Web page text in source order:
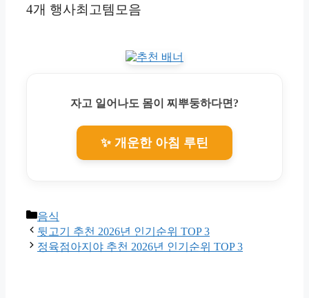
4개 행사최고템모음
자고 일어나도 몸이 찌뿌둥하다면?
✨ 개운한 아침 루틴
Categories
음식
뒷고기 추천 2026년 인기순위 TOP 3
정육점아지야 추천 2026년 인기순위 TOP 3